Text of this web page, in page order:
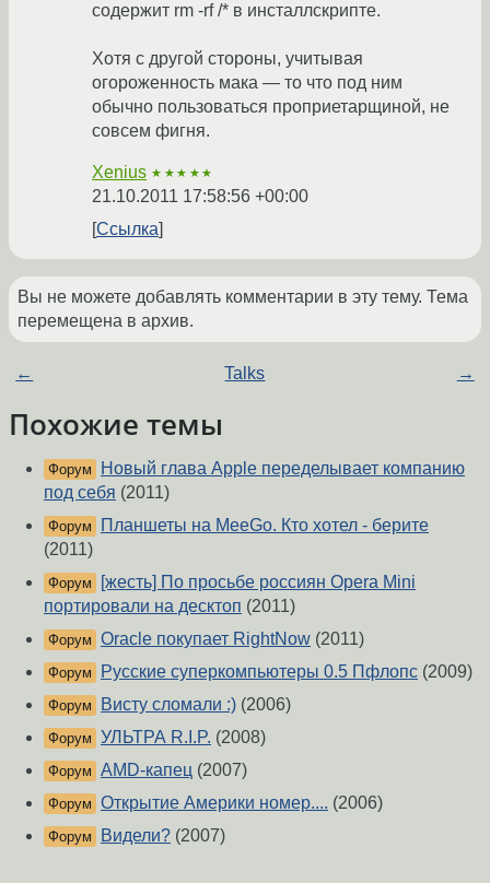
содержит rm -rf /* в инсталлскрипте.
Хотя с другой стороны, учитывая
огороженность мака — то что под ним
обычно пользоваться проприетарщиной, не
совсем фигня.
Xenius ★★★★★
21.10.2011 17:58:56 +00:00
Ссылка
Вы не можете добавлять комментарии в эту тему. Тема
перемещена в архив.
← Talks →
Похожие темы
Форум
Новый глава Apple переделывает компанию
под себя (2011)
Форум
Планшеты на MeeGo. Кто хотел - берите
(2011)
Форум
[жесть] По просьбе россиян Opera Mini
портировали на десктоп (2011)
Форум Oracle покупает RightNow (2011)
Форум Русские суперкомпьютеры 0.5 Пфлопс (2009)
Форум Висту сломали :) (2006)
Форум УЛЬТРА R.I.P. (2008)
Форум AMD-капец (2007)
Форум Открытие Америки номер.... (2006)
Форум Видели? (2007)